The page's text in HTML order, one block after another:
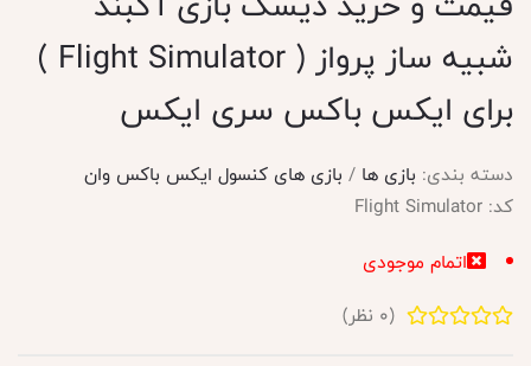
شبیه ساز پرواز ( Flight Simulator )
برای ایکس باکس سری ایکس
دسته بندی: بازی ها / بازی های کنسول ایکس باکس وان
کد: Flight Simulator
اتمام موجودی
(
0 نظر)